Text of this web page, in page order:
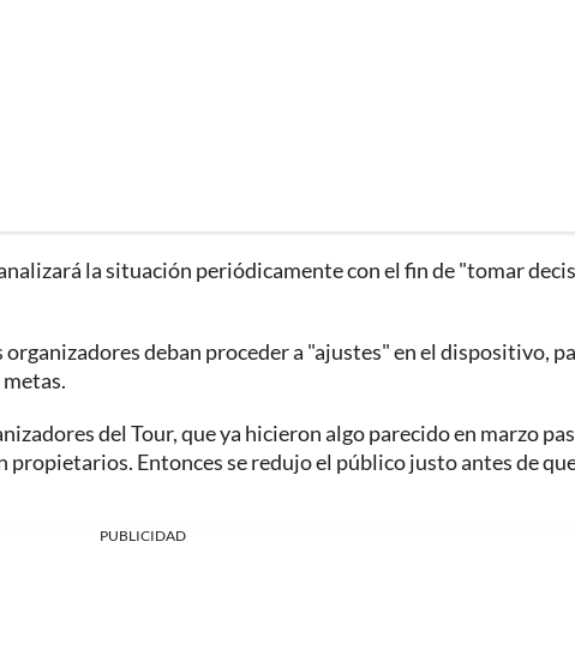
la situación periódicamente con el fin de "tomar
deban proceder a "ajustes" en el dispositivo,
del Tour, que ya hicieron algo parecido en marzo
Entonces se redujo el público justo antes de
PUBLICIDAD